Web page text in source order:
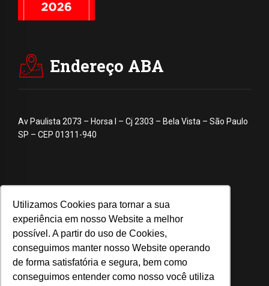
Utilizamos Cookies para tornar a sua
experiência em nosso Website a melhor
possível. A partir do uso de Cookies,
conseguimos manter nosso Website operando
de forma satisfatória e segura, bem como
conseguimos entender como nosso você utiliza
Endereço ABA
Av Paulista 2073 – Horsa I – Cj 2303 – Bela Vista – São Paulo
SP – CEP 01311-940